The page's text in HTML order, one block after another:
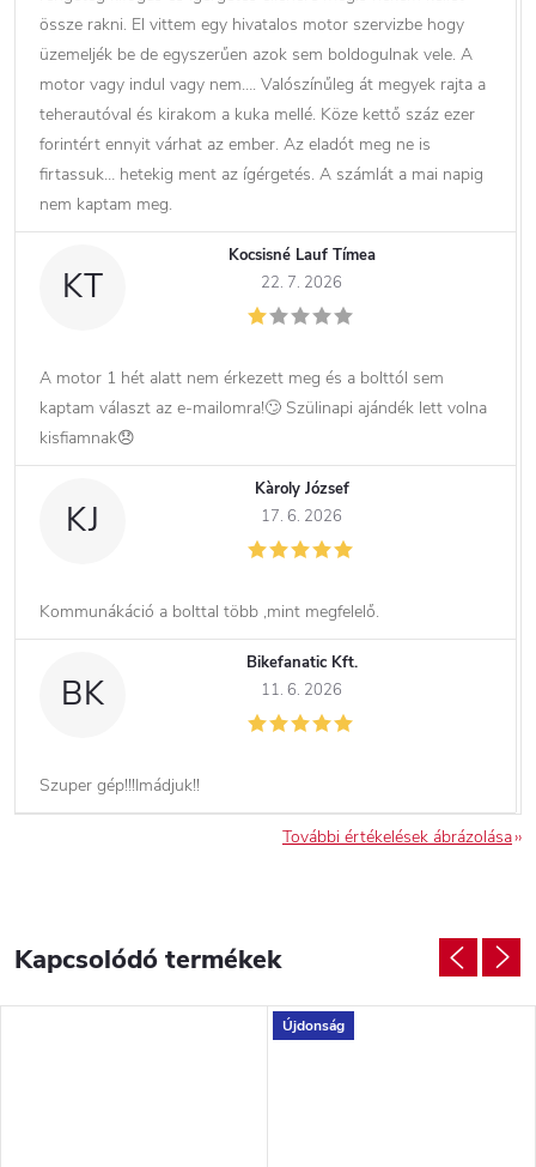
össze rakni. El vittem egy hivatalos motor szervizbe hogy
üzemeljék be de egyszerűen azok sem boldogulnak vele. A
motor vagy indul vagy nem…. Valószínűleg át megyek rajta a
teherautóval és kirakom a kuka mellé. Köze kettő száz ezer
forintért ennyit várhat az ember. Az eladót meg ne is
firtassuk… hetekig ment az ígérgetés. A számlát a mai napig
nem kaptam meg.
KT
Kocsisné Lauf Tímea
22. 7. 2026
A motor 1 hét alatt nem érkezett meg és a bolttól sem
kaptam választ az e-mailomra!🙄 Szülinapi ajándék lett volna
kisfiamnak😞
KJ
Kàroly József
17. 6. 2026
Kommunákáció a bolttal több ,mint megfelelő.
BK
Bikefanatic Kft.
11. 6. 2026
Szuper gép!!!Imádjuk!!
További értékelések ábrázolása
Kapcsolódó termékek
Újdonság